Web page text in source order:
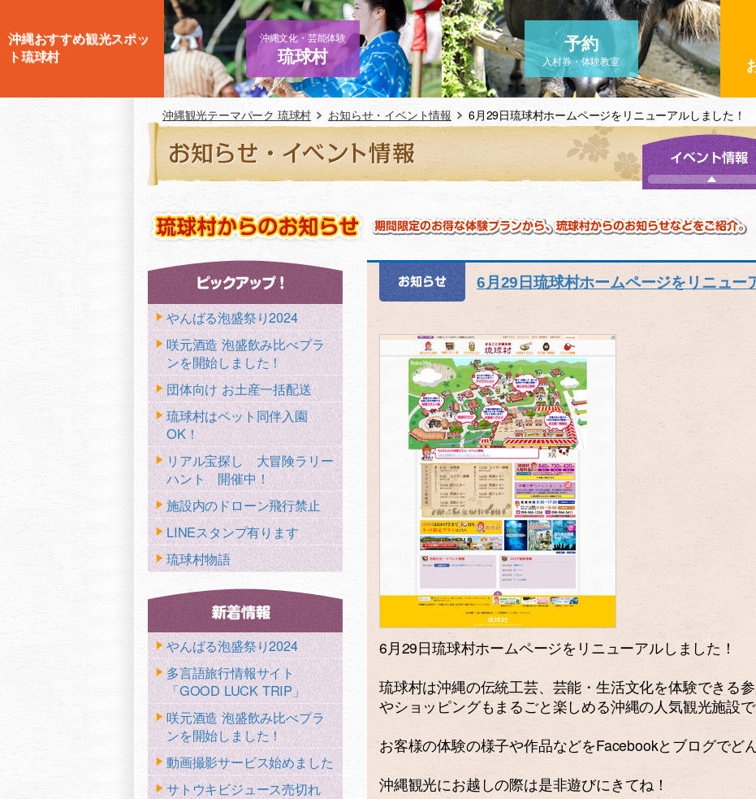
沖縄おすすめ観光スポッ
ト琉球村
沖縄文化・芸能体験
琉球村
予約
入村券・体験教室
沖縄観光テーマパーク 琉球村 お知らせ・イベント情報 6月29日琉球村ホームページをリニューアルしました！
やんばる泡盛祭り2024
咲元酒造 泡盛飲み比べプラ
ンを開始しました！
団体向け お土産一括配送
琉球村はペット同伴入園
OK！
リアル宝探し 大冒険ラリー
ハント 開催中！
施設内のドローン飛行禁止
LINEスタンプ有ります
琉球村物語
やんばる泡盛祭り2024
多言語旅行情報サイト
「GOOD LUCK TRIP」
咲元酒造 泡盛飲み比べプラ
ンを開始しました！
動画撮影サービス始めました
サトウキビジュース売切れ
6月29日琉球村ホームページをリニュー
6月29日琉球村ホームページをリニューアルしました！
琉球村は沖縄の伝統工芸、芸能・生活文化を体験できる
やショッピングもまるごと楽しめる沖縄の人気観光施設で
お客様の体験の様子や作品などをFacebookとブログでど
沖縄観光にお越しの際は是非遊びにきてね！